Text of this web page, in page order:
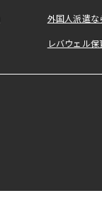
外国人派遣な
レバウェル